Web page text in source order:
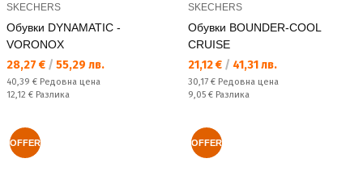
SKECHERS
Обувки DYNAMATIC -
VORONOX
Текуща цена:
28,27 € / 55,29 лв.
Редовна цена:
40,39 € Редовна цена
Спестявате:
12,12 € Разлика
SKECHERS
Обувки BOUNDER-COOL
CRUISE
Текуща цена:
21,12 € / 41,31 лв.
Редовна цена:
30,17 € Редовна цена
Спестявате:
9,05 € Разлика
OFFER OFFER